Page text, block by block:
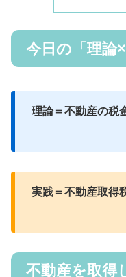
今日の「理論
理論＝不動産の税
実践＝不動産取得
不動産を取得